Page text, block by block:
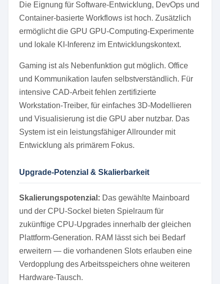
Die Eignung für Software-Entwicklung, DevOps und
Container-basierte Workflows ist hoch. Zusätzlich
ermöglicht die GPU GPU-Computing-Experimente
und lokale KI-Inferenz im Entwicklungskontext.
Gaming ist als Nebenfunktion gut möglich. Office
und Kommunikation laufen selbstverständlich. Für
intensive CAD-Arbeit fehlen zertifizierte
Workstation-Treiber, für einfaches 3D-Modellieren
und Visualisierung ist die GPU aber nutzbar. Das
System ist ein leistungsfähiger Allrounder mit
Entwicklung als primärem Fokus.
Upgrade-Potenzial & Skalierbarkeit
Skalierungspotenzial: Das gewählte Mainboard
und der CPU-Sockel bieten Spielraum für
zukünftige CPU-Upgrades innerhalb der gleichen
Plattform-Generation. RAM lässt sich bei Bedarf
erweitern — die vorhandenen Slots erlauben eine
Verdopplung des Arbeitsspeichers ohne weiteren
Hardware-Tausch.